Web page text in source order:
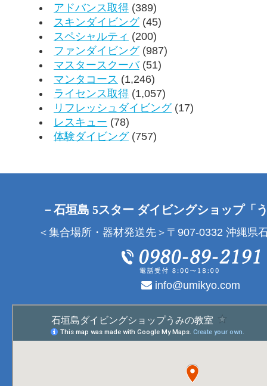
アドバンス取得 (389)
スキンダイビング(45)
スペシャルティ (200)
ファンダイビング(987)
マスタースクーバ(51)
マンタコース (1,246)
ライセンス取得 (1,057)
リフレッシュダイビング(17)
レスキュー (78)
体験ダイビング(757)
－石垣島 5スター ダイビングショップ「
＜集合場所・器材発送先＞〒907-0332 沖縄県
info@umikyo.com